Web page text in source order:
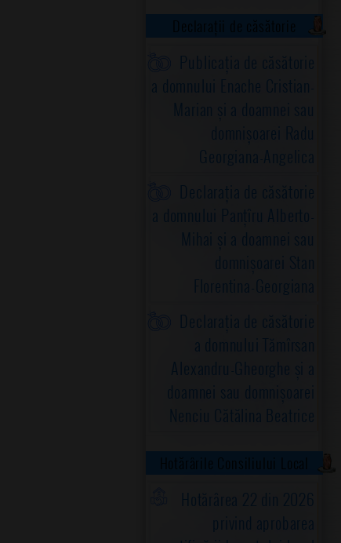
Declarații de căsătorie
Publicația de căsătorie
a domnului Enache Cristian-
Marian și a doamnei sau
domnișoarei Radu
Georgiana-Angelica
Declarația de căsătorie
a domnului Panțîru Alberto-
Mihai și a doamnei sau
domnișoarei Stan
Florentina-Georgiana
Declarația de căsătorie
a domnului Tămîrsan
Alexandru-Gheorghe și a
doamnei sau domnișoarei
Nenciu Cătălina Beatrice
Hotărârile Consiliului Local
Hotărârea 22 din 2026
privind aprobarea